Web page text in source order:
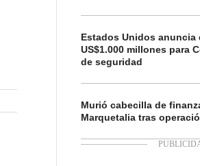
Estados Unidos anuncia
US$1.000 millones para
de seguridad
Murió cabecilla de
Marquetalia tras